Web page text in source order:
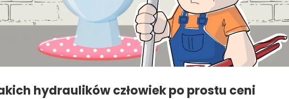
hydraulików człowiek po prostu ceni